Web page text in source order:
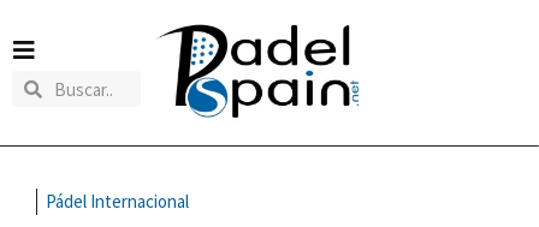
Pádel Internacional